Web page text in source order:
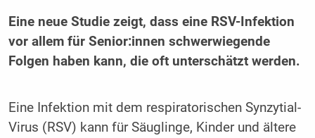
Eine neue Studie zeigt, dass eine RSV-Infektion
vor allem für Senior:innen schwerwiegende
Folgen haben kann, die oft unterschätzt werden.
Eine Infektion mit dem respiratorischen Synzytial-
Virus (RSV) kann für Säuglinge, Kinder und ältere